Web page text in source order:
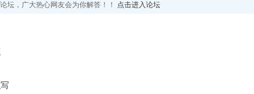
坛，广大热心网友会为你解答！！ 点击进入论坛